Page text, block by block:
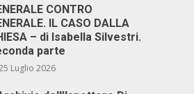
CONTRO
IL CASO DALLA
– di Isabella Silvestri.
parte
Luglio 2026